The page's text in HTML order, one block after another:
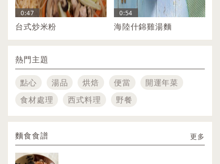
0:47
台式炒米粉
0:54
海陸什錦雞湯麵
熱門主題
點心 湯品 烘焙 便當
開運年菜
食材處理
西式料理 野餐
麵食食譜 更多